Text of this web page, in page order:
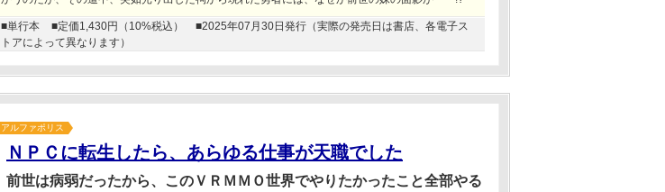
■単行本 ■定価1,430円（10%税込）
■2025年07月30日発行（実際の発売日は書店、各電子ス
トアによって異なります）
アルファポリス
ＮＰＣに転生したら、あらゆる仕事が天職でした
前世は病弱だったから、このＶＲＭＭＯ世界でやりたかったこと全部やる